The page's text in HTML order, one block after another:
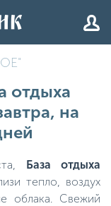
отдыха
на
База отдыха
тепло, воздух
облака. Свежий